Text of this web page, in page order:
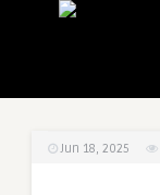
Jun 18, 2025